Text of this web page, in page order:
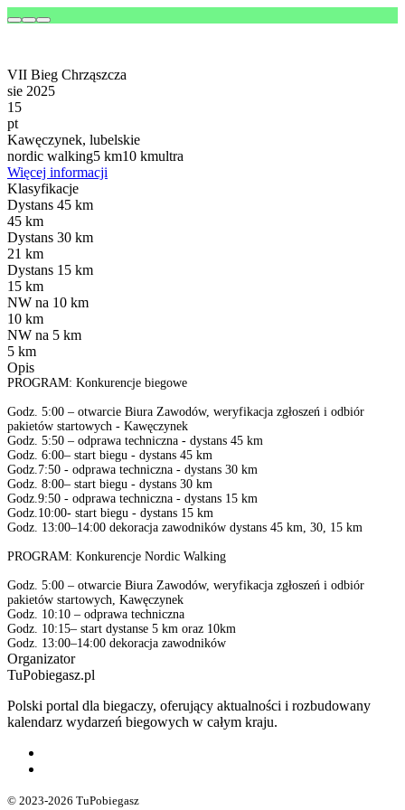
VII Bieg Chrząszcza
sie 2025
15
pt
Kawęczynek, lubelskie
nordic walking5 km10 kmultra
Więcej informacji
Klasyfikacje
Dystans 45 km
45 km
Dystans 30 km
21 km
Dystans 15 km
15 km
NW na 10 km
10 km
NW na 5 km
5 km
Opis
PROGRAM: Konkurencje biegowe
Godz. 5:00 – otwarcie Biura Zawodów, weryfikacja zgłoszeń i odbiór
pakietów startowych - Kawęczynek
Godz. 5:50 – odprawa techniczna - dystans 45 km
Godz. 6:00– start biegu - dystans 45 km
Godz.7:50 - odprawa techniczna - dystans 30 km
Godz. 8:00– start biegu - dystans 30 km
Godz.9:50 - odprawa techniczna - dystans 15 km
Godz.10:00- start biegu - dystans 15 km
Godz. 13:00–14:00 dekoracja zawodników dystans 45 km, 30, 15 km
PROGRAM: Konkurencje Nordic Walking
Godz. 5:00 – otwarcie Biura Zawodów, weryfikacja zgłoszeń i odbiór
pakietów startowych, Kawęczynek
Godz. 10:10 – odprawa techniczna
Godz. 10:15– start dystanse 5 km oraz 10km
Godz. 13:00–14:00 dekoracja zawodników
Organizator
TuPobiegasz.pl
Polski portal dla biegaczy, oferujący aktualności i rozbudowany
kalendarz wydarzeń biegowych w całym kraju.
© 2023-2026 TuPobiegasz